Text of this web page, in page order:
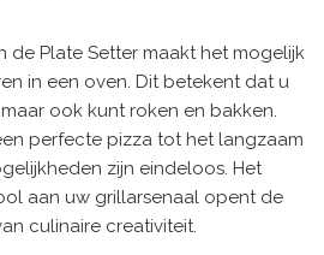
de Plate Setter maakt het mogelijk
in een oven. Dit betekent dat u
ook kunt roken en bakken.
perfecte pizza tot het langzaam
zijn eindeloos. Het
aan uw grillarsenaal opent de
culinaire creativiteit.